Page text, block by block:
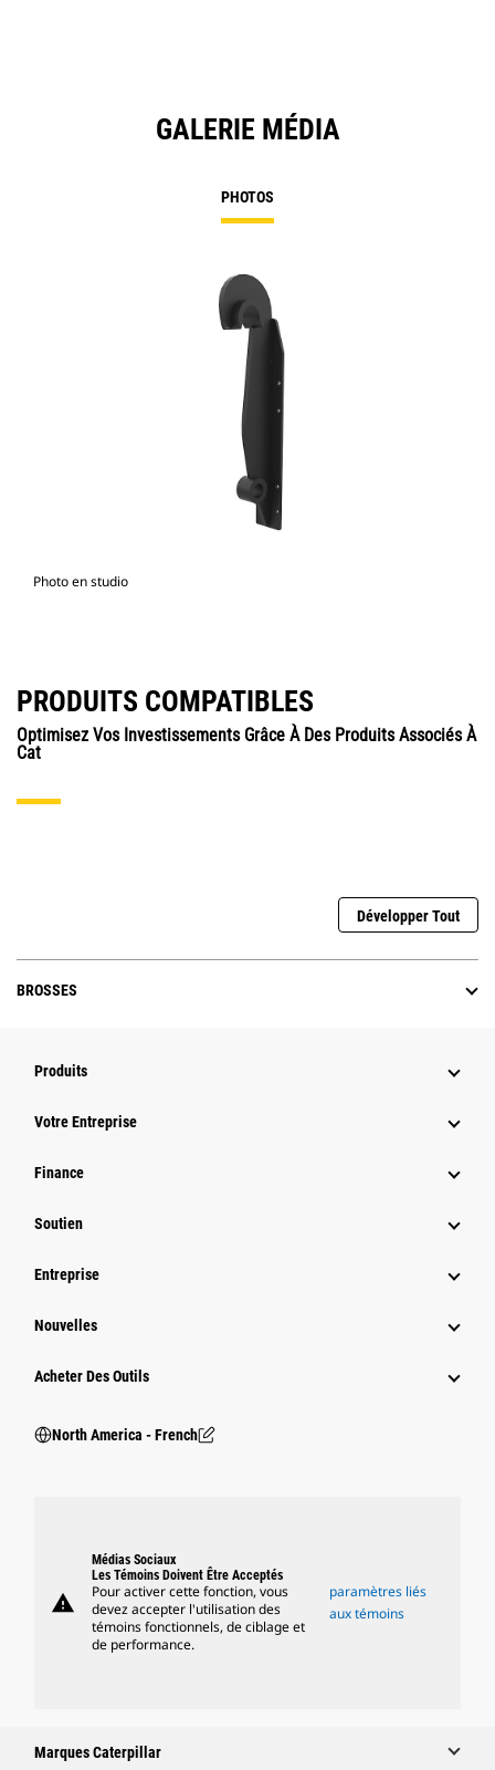
GALERIE MÉDIA
PHOTOS
Photo en studio
PRODUITS COMPATIBLES
Optimisez Vos Investissements Grâce À Des Produits Associés À
Cat
Développer Tout
BROSSES
Produits
Votre Entreprise
Finance
Soutien
Entreprise
Nouvelles
Acheter Des Outils
North America - French
warning
Médias Sociaux
Les Témoins Doivent Être Acceptés
Pour activer cette fonction, vous
devez accepter l'utilisation des
témoins fonctionnels, de ciblage et
de performance.
paramètres liés
aux témoins
Marques Caterpillar